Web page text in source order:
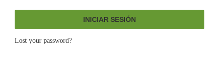
INICIAR SESIÓN
Lost your password?